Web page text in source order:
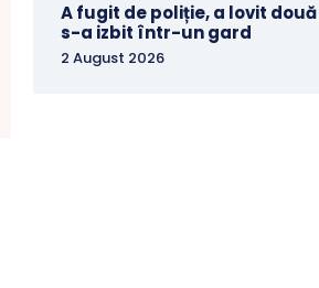
A fugit de poliție, a lovit două
s-a izbit într-un gard
2 August 2026